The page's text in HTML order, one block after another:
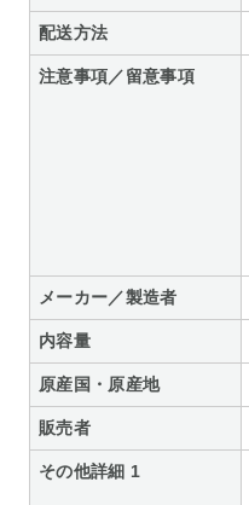
配送方法
注意事項／留意事項
メーカー／製造者
内容量
原産国・原産地
販売者
その他詳細 1